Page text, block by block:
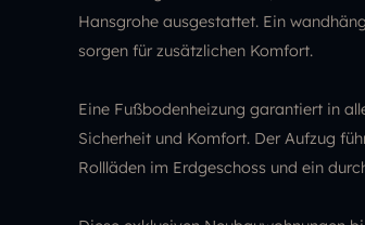
Hansgrohe ausgestattet. Ein
sorgen für zusätzlichen Komfort.
Eine Fußbodenheizung garantiert in
Sicherheit und Komfort. Der Aufzug
Rollläden im Erdgeschoss und ein